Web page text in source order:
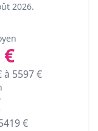
2026.
€
à 5597€
€